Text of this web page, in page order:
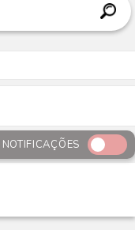
NOTIFICAÇÕES